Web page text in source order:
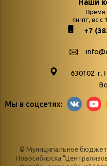
podvedenie-itogov-
paskhalnaya-palitra
Библионочь – как ярмарка
Конференции,
Наши
Время
пн-пт, вс с
+7
630102. г.
Мы в соцсетях:
© Муниципальное
Новосибирска